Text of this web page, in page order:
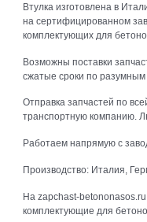
Втулка изготовлена в
на сертифицированном
комплектующих для
Возможны поставки
сжатые сроки по разумным
Отправка запчастей по
транспортную компанию.
Работаем напрямую с
Производство: Италия,
На zapchast-
комплектующие для